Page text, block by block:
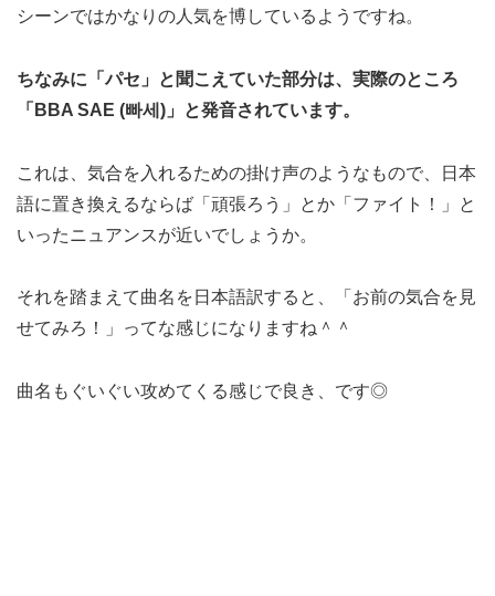
シーンではかなりの人気を博しているようですね。
ちなみに「パセ」と聞こえていた部分は、実際のところ
「BBA SAE (빠세)」と発音されています。
これは、気合を入れるための掛け声のようなもので、日本
語に置き換えるならば「頑張ろう」とか「ファイト！」と
いったニュアンスが近いでしょうか。
それを踏まえて曲名を日本語訳すると、「お前の気合を見
せてみろ！」ってな感じになりますね＾＾
曲名もぐいぐい攻めてくる感じで良き、です◎